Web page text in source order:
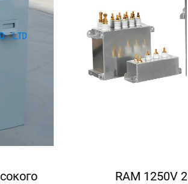
RAM 1250V 2000KVAR 500 Гц